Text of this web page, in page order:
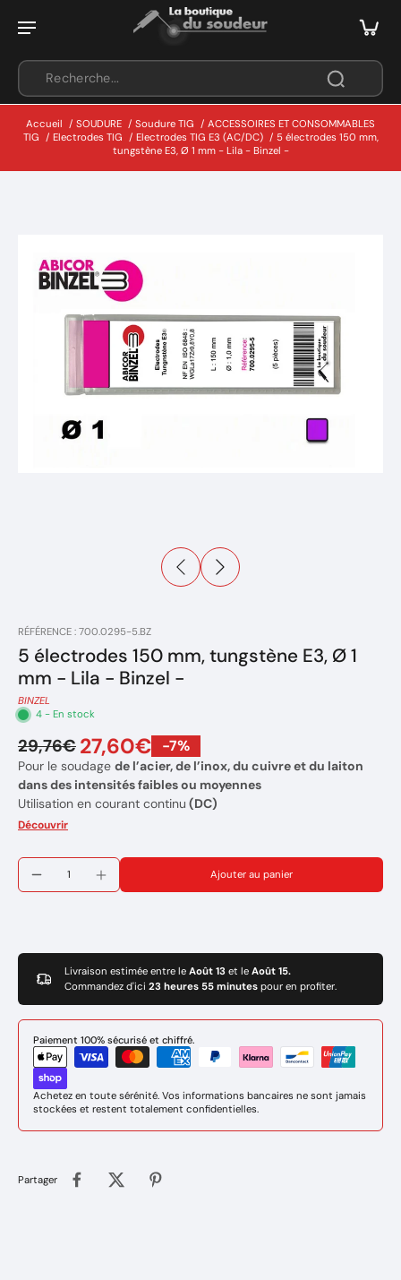
Accueil / SOUDURE / Soudure TIG / ACCESSOIRES ET CONSOMMABLES
TIG / Electrodes TIG / Electrodes TIG E3 (AC/DC) / 5 électrodes 150 mm,
tungstène E3, Ø 1 mm - Lila - Binzel -
RÉFÉRENCE : 700.0295-5.BZ
5 électrodes 150 mm, tungstène E3, Ø 1
mm - Lila - Binzel -
BINZEL
4 - En stock
29,76€ 27,60€ -7%
Pour le soudage de l’acier, de l’inox, du cuivre et du laiton
dans des intensités faibles ou moyennes
Utilisation en courant continu (DC)
Diamètre d'électrode :
Code couleur :Lila
Marque : BINZEL
Réference: 700.0295-5
Découvrir
Ajouter au panier
Livraison estimée entre le Août 13 et le Août 15.
Commandez d'ici 23 heures 55 minutes pour en profiter.
Paiement 100% sécurisé et chiffré.
Achetez en toute sérénité. Vos informations bancaires ne sont jamais
stockées et restent totalement confidentielles.
Partager